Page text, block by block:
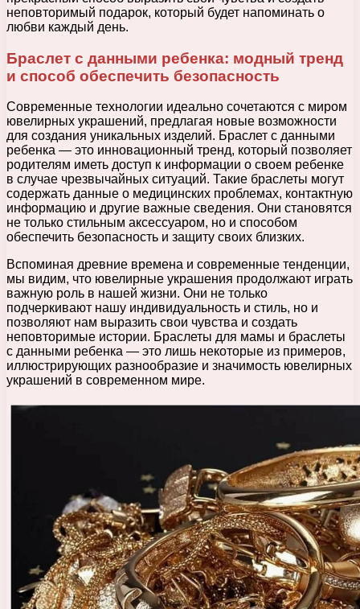
неповторимый подарок, который будет напоминать о
любви каждый день.
Браслет с данными ребенка: модный тренд
и способ обеспечить безопасность
Современные технологии идеально сочетаются с миром
ювелирных украшений, предлагая новые возможности
для создания уникальных изделий. Браслет с данными
ребенка — это инновационный тренд, который позволяет
родителям иметь доступ к информации о своем ребенке
в случае чрезвычайных ситуаций. Такие браслеты могут
содержать данные о медицинских проблемах, контактную
информацию и другие важные сведения. Они становятся
не только стильным аксессуаром, но и способом
обеспечить безопасность и защиту своих близких.
Вспоминая древние времена и современные тенденции,
мы видим, что ювелирные украшения продолжают играть
важную роль в нашей жизни. Они не только
подчеркивают нашу индивидуальность и стиль, но и
позволяют нам выразить свои чувства и создать
неповторимые истории. Браслеты для мамы и браслеты
с данными ребенка — это лишь некоторые из примеров,
иллюстрирующих разнообразие и значимость ювелирных
украшений в современном мире.